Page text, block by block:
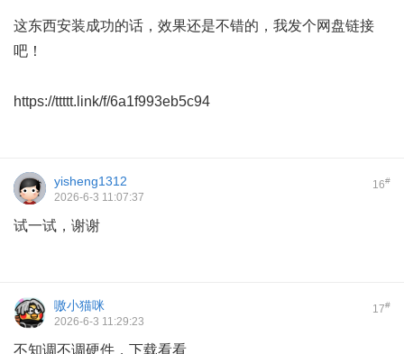
这东西安装成功的话，效果还是不错的，我发个网盘链接
吧！
https://ttttt.link/f/6a1f993eb5c94
16#
yisheng1312
2026-6-3 11:07:37
试一试，谢谢
17#
嗷小猫咪
2026-6-3 11:29:23
不知调不调硬件，下载看看